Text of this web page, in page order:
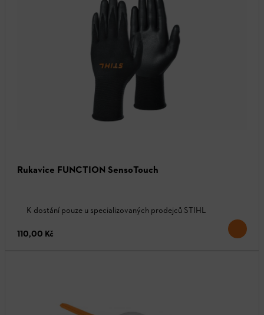
Rukavice FUNCTION SensoTouch
K dostání pouze u specializovaných prodejců STIHL
110,00 Kč